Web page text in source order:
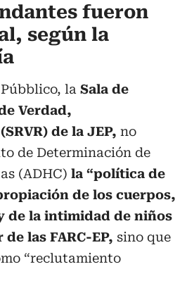
fueron
según la
la Sala de
Verdad,
de la JEP, no
de Determinación de
(ADHC) la “política de
de los cuerpos,
de la intimidad de niños
las FARC-EP, sino que
“reclutamiento